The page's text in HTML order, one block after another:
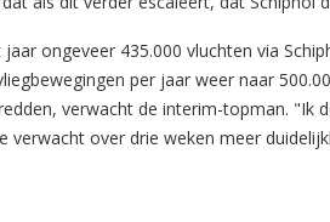
ongeveer 435.000 vluchten via
per jaar weer naar
verwacht de interim-topman. "Ik
verwacht over drie weken meer